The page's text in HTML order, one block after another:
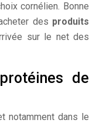
cornélien. Bonne
des produits
sur le net des
de
notamment dans le